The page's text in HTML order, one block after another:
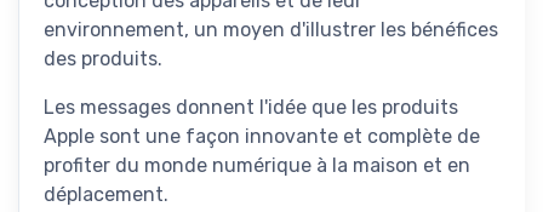
environnement, un moyen d'illustrer les bénéfices
des produits.
Les messages donnent l'idée que les produits
Apple sont une façon innovante et complète de
profiter du monde numérique à la maison et en
déplacement.